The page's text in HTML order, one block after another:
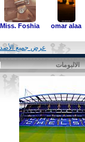
omar
Miss. Foshia
عرض جميع الأصدقاء